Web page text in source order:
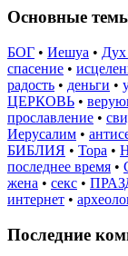
Основные
БОГ • Иешуа • Дух
спасение •
радость • деньги •
ЦЕРКОВЬ •
прославление •
Иерусалим •
БИБЛИЯ • Тора •
последнее время •
жена • секс •
интернет •
Последние